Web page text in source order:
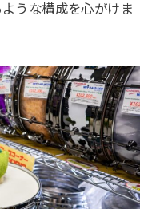
うな構成を心がけま